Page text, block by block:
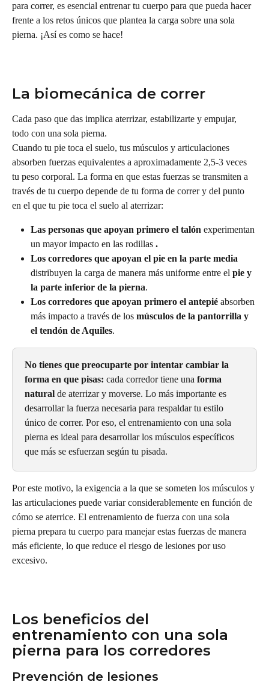
para correr, es esencial entrenar tu cuerpo para que pueda hacer
frente a los retos únicos que plantea la carga sobre una sola
pierna. ¡Así es como se hace!
La biomecánica de correr
Cada paso que das implica aterrizar, estabilizarte y empujar,
todo con una sola pierna.
Cuando tu pie toca el suelo, tus músculos y articulaciones
absorben fuerzas equivalentes a aproximadamente 2,5-3 veces
tu peso corporal. La forma en que estas fuerzas se transmiten a
través de tu cuerpo depende de tu forma de correr y del punto
en el que tu pie toca el suelo al aterrizar:
Las personas que apoyan primero el talón experimentan
un mayor impacto en las rodillas .
Los corredores que apoyan el pie en la parte media
distribuyen la carga de manera más uniforme entre el pie y
la parte inferior de la pierna.
Los corredores que apoyan primero el antepié absorben
más impacto a través de los músculos de la pantorrilla y
el tendón de Aquiles.
No tienes que preocuparte por intentar cambiar la
forma en que pisas: cada corredor tiene una forma
natural de aterrizar y moverse. Lo más importante es
desarrollar la fuerza necesaria para respaldar tu estilo
único de correr. Por eso, el entrenamiento con una sola
pierna es ideal para desarrollar los músculos específicos
que más se esfuerzan según tu pisada.
Por este motivo, la exigencia a la que se someten los músculos y
las articulaciones puede variar considerablemente en función de
cómo se aterrice. El entrenamiento de fuerza con una sola
pierna prepara tu cuerpo para manejar estas fuerzas de manera
más eficiente, lo que reduce el riesgo de lesiones por uso
excesivo.
Los beneficios del
entrenamiento con una sola
pierna para los corredores
Prevención de lesiones